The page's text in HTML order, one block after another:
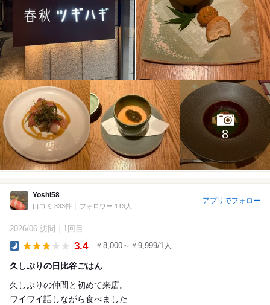
8
Yoshi58
口コミ 333件 フォロワー 113人
アプリでフォロー
2026/06 訪問 1回目
3.4 ￥8,000～￥9,999/1人
久しぶりの日比谷ごはん
久しぶりの仲間と初めて来店。
ワイワイ話しながら食べました